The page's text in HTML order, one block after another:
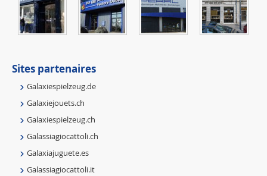
Sites partenaires
Galaxiespielzeug.de
Galaxiejouets.ch
Galaxiespielzeug.ch
Galassiagiocattoli.ch
Galaxiajuguete.es
Galassiagiocattoli.it